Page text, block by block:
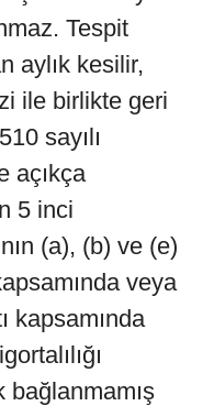
Tespit
aylık kesilir,
ile birlikte geri
sayılı
açıkça
5 inci
(a), (b) ve (e)
veya
kapsamında
bağlanmamış